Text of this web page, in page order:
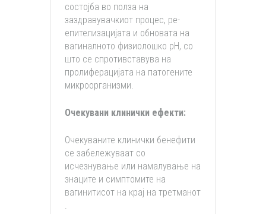
состојба во полза на
заздравувачкиот процес, ре-
епителизацијата и обновата на
вагиналното физиолошко рН, со
што се спротивставува на
пролиферацијата на патогените
микроорганизми.
Очекувани клинички ефекти:
Очекуваните клинички бенефити
се забележуваат со
исчезнување или намалување на
знаците и симптомите на
вагинитисот на крај на третманот
.